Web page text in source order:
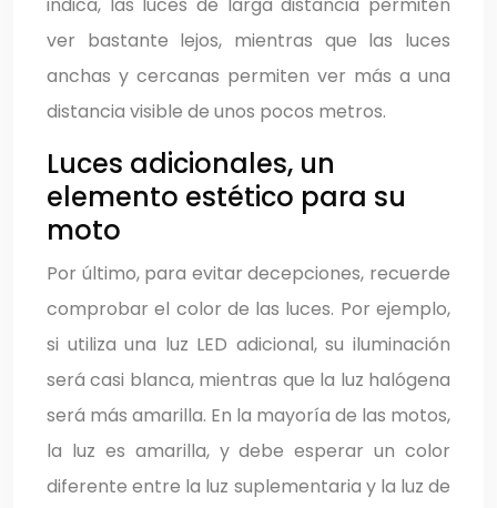
ver bastante lejos, mientras que las luces
anchas y cercanas permiten ver más a una
distancia visible de unos pocos metros.
Luces adicionales, un
elemento estético para su
moto
Por último, para evitar decepciones, recuerde
comprobar el color de las luces. Por ejemplo,
si utiliza una luz LED adicional, su iluminación
será casi blanca, mientras que la luz halógena
será más amarilla. En la mayoría de las motos,
la luz es amarilla, y debe esperar un color
diferente entre la luz suplementaria y la luz de